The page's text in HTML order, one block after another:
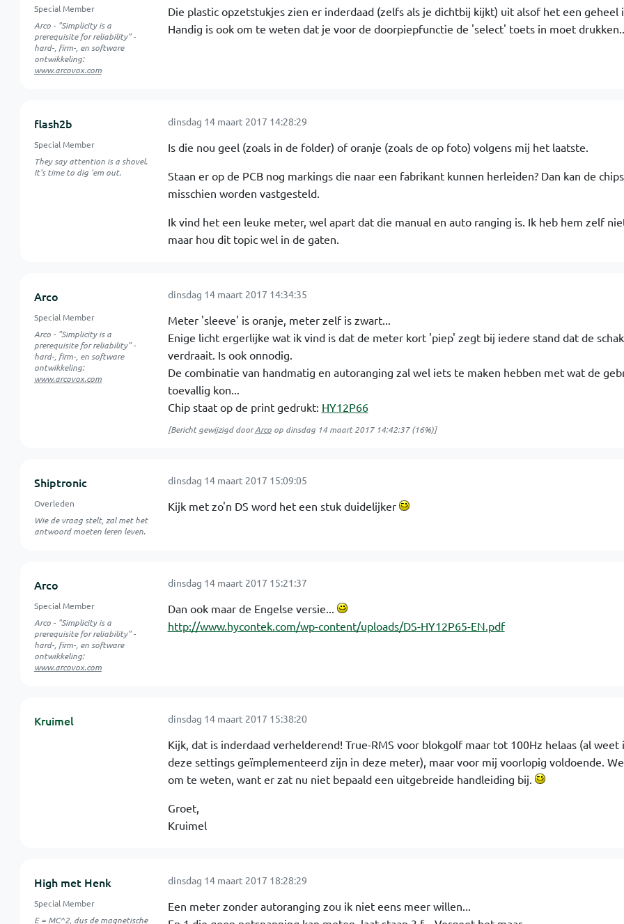
Special Member
Arco - "Simplicity is a
prerequisite for reliability" -
hard-, firm-, en software
ontwikkeling:
www.arcovox.com
Die plastic opzetstukjes zien er inderdaad (zelfs als je dichtbij kijkt) uit alsof het een geheel
Handig is ook om te weten dat je voor de doorpiepfunctie de 'select' toets in moet
flash2b
Special Member
They say attention is a shovel.
It's time to dig 'em out.
dinsdag 14 maart 2017 14:28:29
Is die nou geel (zoals in de folder) of oranje (zoals de op foto) volgens mij het laatste.
Staan er op de PCB nog markings die naar een fabrikant kunnen herleiden? Dan kan de
misschien worden vastgesteld.
Ik vind het een leuke meter, wel apart dat die manual en auto ranging is. Ik heb hem zelf
maar hou dit topic wel in de gaten.
Arco
Special Member
Arco - "Simplicity is a
prerequisite for reliability" -
hard-, firm-, en software
ontwikkeling:
www.arcovox.com
dinsdag 14 maart 2017 14:34:35
Meter 'sleeve' is oranje, meter zelf is zwart...
Enige licht ergerlijke wat ik vind is dat de meter kort 'piep' zegt bij iedere stand dat de
verdraait. Is ook onnodig.
De combinatie van handmatig en autoranging zal wel iets te maken hebben met wat de
toevallig kon...
Chip staat op de print gedrukt: HY12P66
[Bericht gewijzigd doorArcoop dinsdag 14 maart 2017 14:42:37(16%)]
Shiptronic
Overleden
Wie de vraag stelt, zal met het
antwoord moeten leren leven.
dinsdag 14 maart 2017 15:09:05
Kijk met zo'n DS word het een stuk duidelijker
Arco
Special Member
Arco - "Simplicity is a
prerequisite for reliability" -
hard-, firm-, en software
ontwikkeling:
www.arcovox.com
dinsdag 14 maart 2017 15:21:37
Dan ook maar de Engelse versie...
http://www.hycontek.com/wp-content/uploads/DS-HY12P65-EN.pdf
Kruimel dinsdag 14 maart 2017 15:38:20
Kijk, dat is inderdaad verhelderend! True-RMS voor blokgolf maar tot 100Hz helaas (al
deze settings geïmplementeerd zijn in deze meter), maar voor mij voorlopig voldoende.
om te weten, want er zat nu niet bepaald een uitgebreide handleiding bij.
Groet,
Kruimel
High met Henk
Special Member
E = MC^2, dus de magnetische
dinsdag 14 maart 2017 18:28:29
Een meter zonder autoranging zou ik niet eens meer willen...